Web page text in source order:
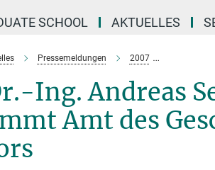
SCHOOL AKTUELLES
Pressemeldungen 2007
Ing. Andreas
Amt des